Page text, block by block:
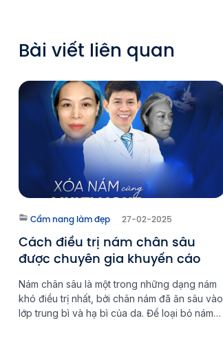
Bài viết liên quan
Cẩm nang làm đẹp 27-02-2025
Cách điều trị nám chân sâu
được chuyên gia khuyến cáo
Nám chân sâu là một trong những dạng nám
khó điều trị nhất, bởi chân nám đã ăn sâu vào
lớp trung bì và hạ bì của da. Để loại bỏ nám